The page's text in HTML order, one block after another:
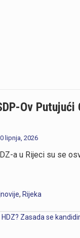
Ov
lipnja, 2026
a u Rijeci su se
, Rijeka